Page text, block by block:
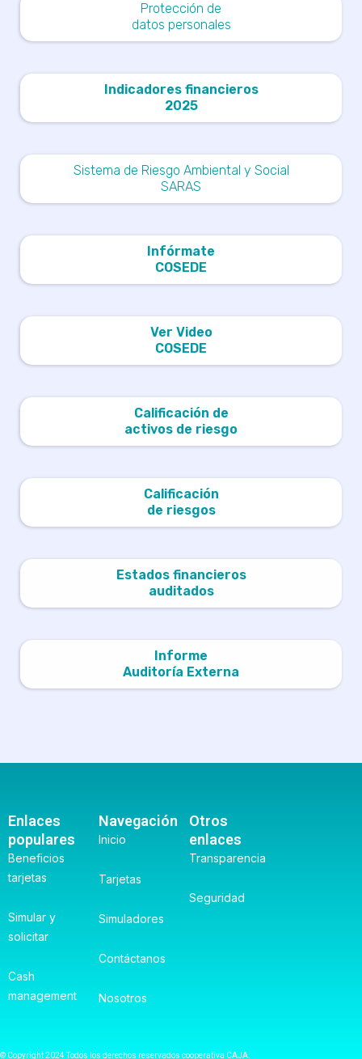
Protección de
datos personales
Indicadores financieros
2025
Sistema de Riesgo Ambiental y Social
SARAS
Infórmate
COSEDE
Ver Video
COSEDE
Calificación de
activos de riesgo
Calificación
de riesgos
Estados financieros
auditados
Informe
Auditoría Externa
Enlaces
populares
Beneficios
tarjetas
Simular y
solicitar
Cash
management
Navegación
Inicio
Tarjetas
Simuladores
Contáctanos
Nosotros
Otros
enlaces
Transparencia
Seguridad
© Copyright 2024 Todos los derechos reservados cooperativa CAJA.